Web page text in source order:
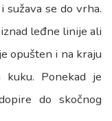
sužava se do vrha.
leđne linije ali
opušten i na kraju
Ponekad je
do skočnog